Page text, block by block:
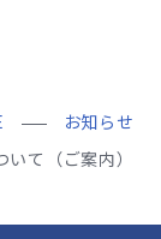
お知らせ
て（ご案内）